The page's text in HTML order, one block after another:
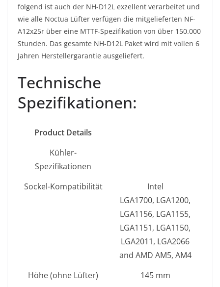
folgend ist auch der NH-D12L exzellent verarbeitet und
wie alle Noctua Lüfter verfügen die mitgelieferten NF-
A12x25r über eine MTTF-Spezifikation von über 150.000
Stunden. Das gesamte NH-D12L Paket wird mit vollen 6
Jahren Herstellergarantie ausgeliefert.
Technische
Spezifikationen:
Product Details
Kühler-
Spezifikationen
Sockel-Kompatibilität
Intel
LGA1700, LGA1200,
LGA1156, LGA1155,
LGA1151, LGA1150,
LGA2011, LGA2066
and AMD AM5, AM4
Höhe (ohne Lüfter)
145 mm